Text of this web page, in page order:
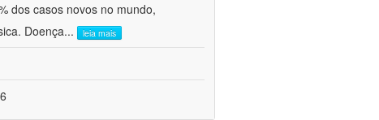
dos casos novos no mundo,
Doença... leia mais